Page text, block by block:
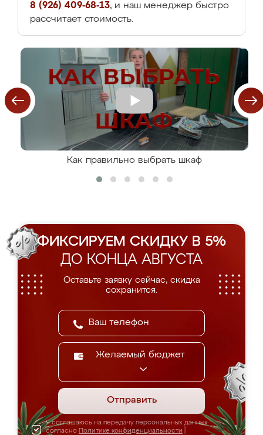
8 (926) 409-68-13, и наш менеджер быстро
рассчитает стоимость.
Как правильно выбрать шкаф
ФИКСИРУЕМ СКИДКУ В 5%
ДО КОНЦА АВГУСТА
Оставьте заявку сейчас, скидка
сохранится.
Желаемый бюджет
Отправить
Я соглашаюсь на передачу персональных данных
согласно Политике конфиденциальности